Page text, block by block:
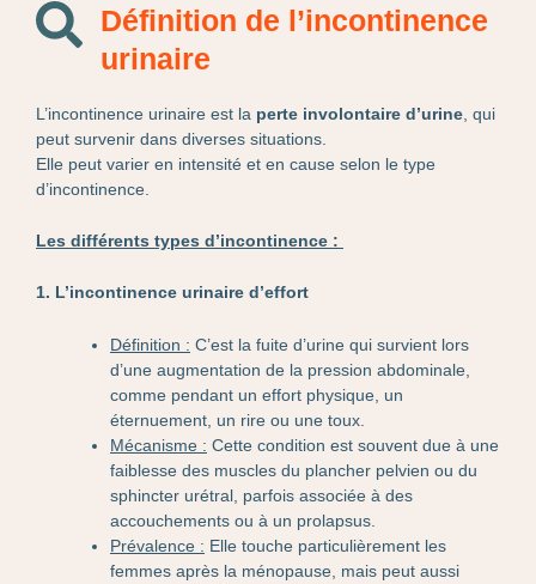
Définition de l’incontinence
urinaire
L’incontinence urinaire est la perte involontaire d’urine , qui
peut survenir dans diverses situations.
Elle peut varier en intensité et en cause selon le type
d’incontinence.
Les différents types d’incontinence :
1. L’incontinence urinaire d’effort
Définition : C’est la fuite d’urine qui survient lors
d’une augmentation de la pression abdominale,
comme pendant un effort physique, un
éternuement, un rire ou une toux.
Mécanisme : Cette condition est souvent due à une
faiblesse des muscles du plancher pelvien ou du
sphincter urétral, parfois associée à des
accouchements ou à un prolapsus.
Prévalence : Elle touche particulièrement les
femmes après la ménopause, mais peut aussi